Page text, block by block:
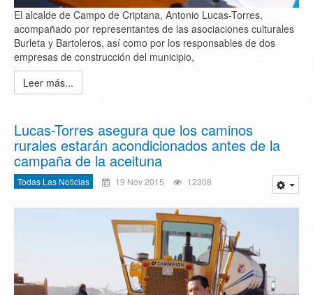
El alcalde de Campo de Criptana, Antonio Lucas-Torres,
acompañado por representantes de las asociaciones culturales
Burleta y Bartoleros, así como por los responsables de dos
empresas de construcción del municipio,
Leer más...
Lucas-Torres asegura que los caminos
rurales estarán acondicionados antes de la
campaña de la aceituna
Todas Las Noticias 19 Nov 2015 12308